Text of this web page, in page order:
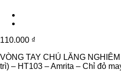
110.000 ₫
VÒNG TAY CHÚ LĂNG
trì) – HT103 – Amrita – Chỉ đỏ